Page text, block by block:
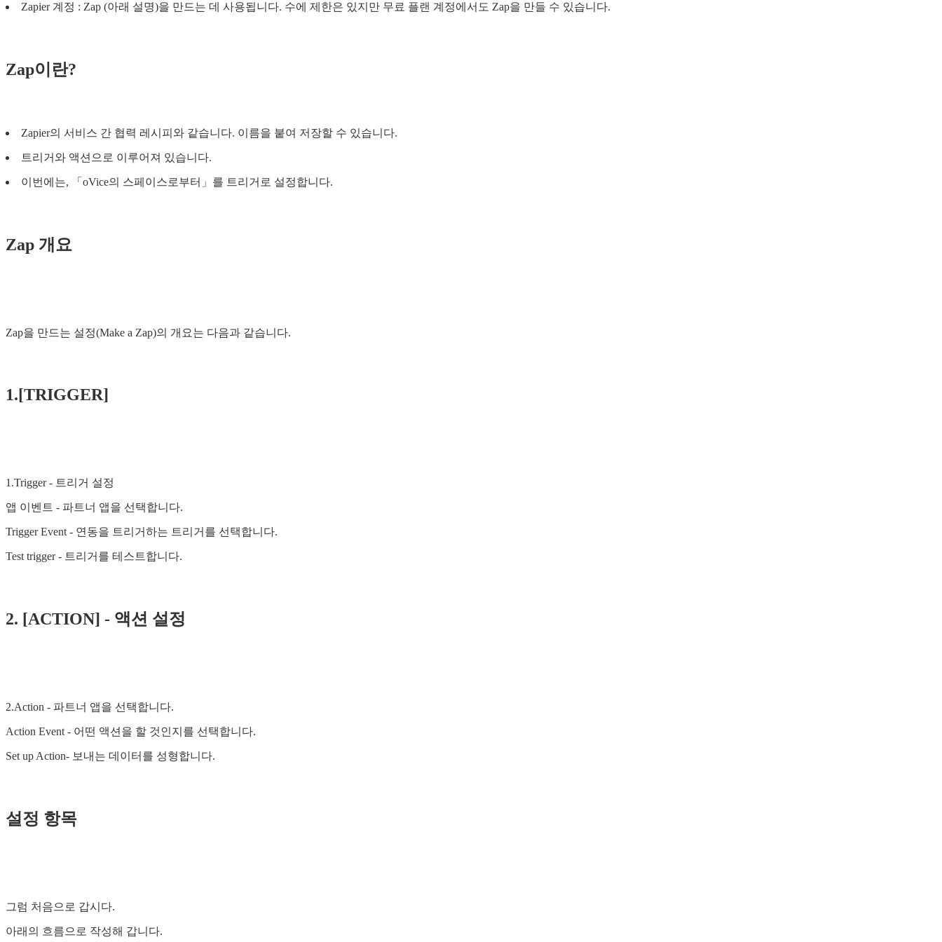
Zapier 계정 : Zap (아래 설명)을 만드는 데 사용됩니다. 수에 제한은 있지만 무료 플랜 계정에서도 Zap을 만들 수 있습니다.
Zap이란?
Zapier의 서비스 간 협력 레시피와 같습니다. 이름을 붙여 저장할 수 있습니다.
트리거와 액션으로 이루어져 있습니다.
이번에는, 「oVice의 스페이스로부터」를 트리거로 설정합니다.
Zap 개요
Zap을 만드는 설정(Make a Zap)의 개요는 다음과 같습니다.
1.[TRIGGER]
1.Trigger - 트리거 설정
앱 이벤트 - 파트너 앱을 선택합니다.
Trigger Event - 연동을 트리거하는 트리거를 선택합니다.
Test trigger - 트리거를 테스트합니다.
2. [ACTION] - 액션 설정
2.Action - 파트너 앱을 선택합니다.
Action Event - 어떤 액션을 할 것인지를 선택합니다.
Set up Action- 보내는 데이터를 성형합니다.
설정 항목
그럼 처음으로 갑시다.
아래의 흐름으로 작성해 갑니다.